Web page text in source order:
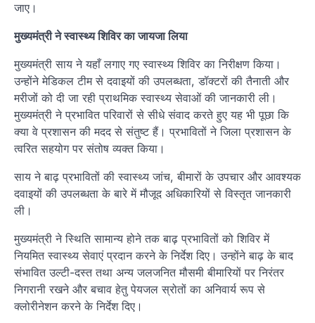
जाए।
मुख्यमंत्री ने स्वास्थ्य शिविर का जायजा लिया
मुख्यमंत्री साय ने यहाँ लगाए गए स्वास्थ्य शिविर का निरीक्षण किया।
उन्होंने मेडिकल टीम से दवाइयों की उपलब्धता, डॉक्टरों की तैनाती और
मरीजों को दी जा रही प्राथमिक स्वास्थ्य सेवाओं की जानकारी ली।
मुख्यमंत्री ने प्रभावित परिवारों से सीधे संवाद करते हुए यह भी पूछा कि
क्या वे प्रशासन की मदद से संतुष्ट हैं। प्रभावितों ने जिला प्रशासन के
त्वरित सहयोग पर संतोष व्यक्त किया।
साय ने बाढ़ प्रभावितों की स्वास्थ्य जांच, बीमारों के उपचार और आवश्यक
दवाइयों की उपलब्धता के बारे में मौजूद अधिकारियों से विस्तृत जानकारी
ली।
मुख्यमंत्री ने स्थिति सामान्य होने तक बाढ़ प्रभावितों को शिविर में
नियमित स्वास्थ्य सेवाएं प्रदान करने के निर्देश दिए। उन्होंने बाढ़ के बाद
संभावित उल्टी-दस्त तथा अन्य जलजनित मौसमी बीमारियों पर निरंतर
निगरानी रखने और बचाव हेतु पेयजल स्रोतों का अनिवार्य रूप से
क्लोरीनेशन करने के निर्देश दिए।